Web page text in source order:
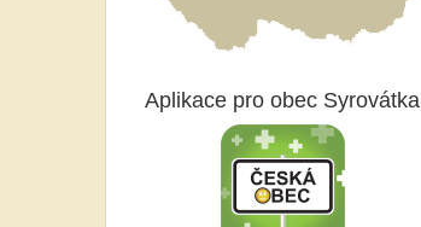
Aplikace pro obec Syrovátka